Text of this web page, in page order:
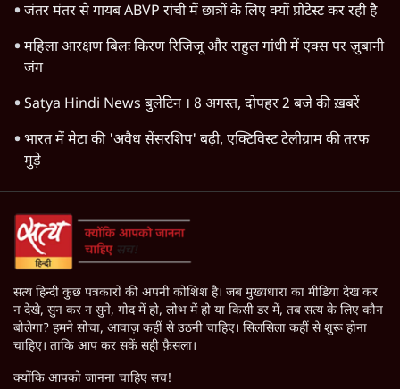
जंतर मंतर से गायब ABVP रांची में छात्रों के लिए क्यों प्रोटेस्ट कर रही है
महिला आरक्षण बिलः किरण रिजिजू और राहुल गांधी में एक्स पर ज़ुबानी
जंग
Satya Hindi News बुलेटिन । 8 अगस्त, दोपहर 2 बजे की ख़बरें
भारत में मेटा की 'अवैध सेंसरशिप' बढ़ी, एक्टिविस्ट टेलीग्राम की तरफ
मुड़े
सत्य हिन्दी कुछ पत्रकारों की अपनी कोशिश है। जब मुख्यधारा का मीडिया देख कर
न देखे, सुन कर न सुने, गोद में हो, लोभ में हो या किसी डर में, तब सत्य के लिए कौन
बोलेगा? हमने सोचा, आवाज़ कहीं से उठनी चाहिए। सिलसिला कहीं से शुरू होना
चाहिए। ताकि आप कर सकें सही फ़ैसला।
क्योंकि आपको जानना चाहिए सच!